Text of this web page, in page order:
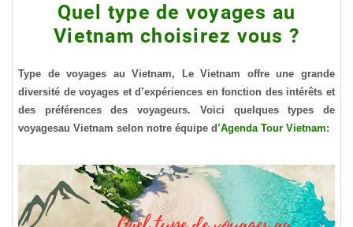
Quel type de voyages au
Vietnam choisirez vous ?
Type de voyages au Vietnam, Le Vietnam offre une grande
diversité de voyages et d’expériences en fonction des intérêts et
des préférences des voyageurs. Voici quelques types de
voyagesau Vietnam selon notre équipe d’Agenda Tour Vietnam: